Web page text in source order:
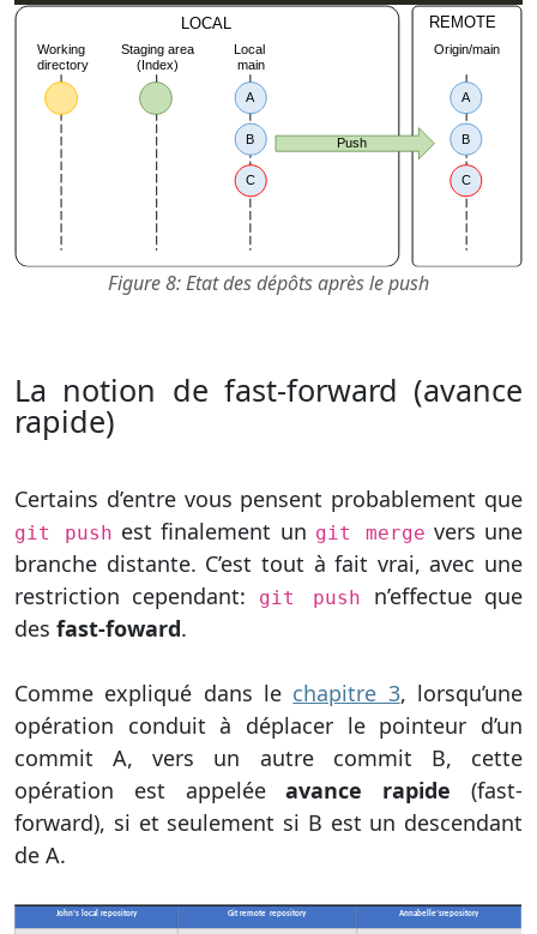
Figure 8: Etat des dépôts après le push
La notion de fast-forward (avance
rapide)
Certains d’entre vous pensent probablement que
git push est finalement un git merge vers une
branche distante. C’est tout à fait vrai, avec une
restriction cependant:
git push
n’effectue que
des fast-foward.
Comme expliqué dans le chapitre 3, lorsqu’une
opération conduit à déplacer le pointeur d’un
commit A, vers un autre commit B, cette
opération est appeléeavance rapide (fast-
forward), si et seulement si B est un descendant
de A.